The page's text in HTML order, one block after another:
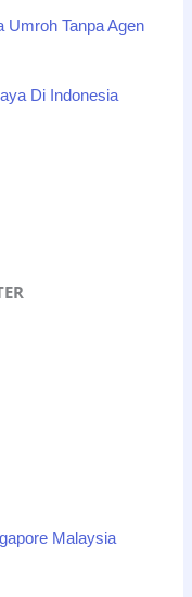
Umroh Tanpa Agen
Di Indonesia
Malaysia